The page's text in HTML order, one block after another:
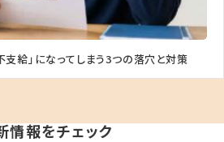
給」になってしまう3つの落穴と対策
情報をチェック